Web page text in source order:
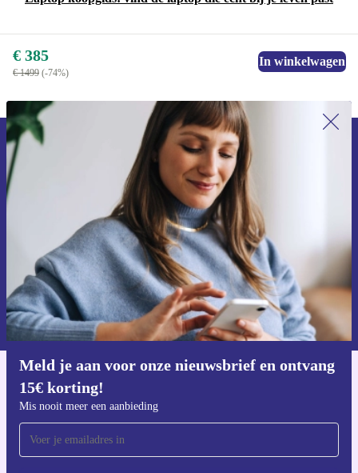
€ 385
€ 1499 (-74%)
In winkelwagen
Meld je aan voor onze nieuwsbrief en ontvang
15€ korting!
Mis nooit meer een aanbieding
Meld je aan voor onze nieuwsbrief en
ontvang €15 korting!
Mis nooit meer een aanbieding.
Voucher aanvragen
Informatie over het gebruik van persoonsgegevens vind je in ons
privacybeleid.
Voor iOS en Android